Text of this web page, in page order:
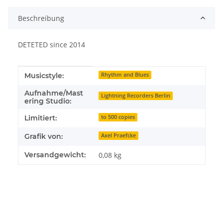
Beschreibung
DETETED since 2014
Produkteigenschaft
Wert
Musicstyle: Rhythm and Blues
Aufnahme/Mast
ering Studio:
Lightning Recorders Berlin
Limitiert: to 500 copies
Grafik von: Axel Praefcke
Versandgewicht: 0,08 kg